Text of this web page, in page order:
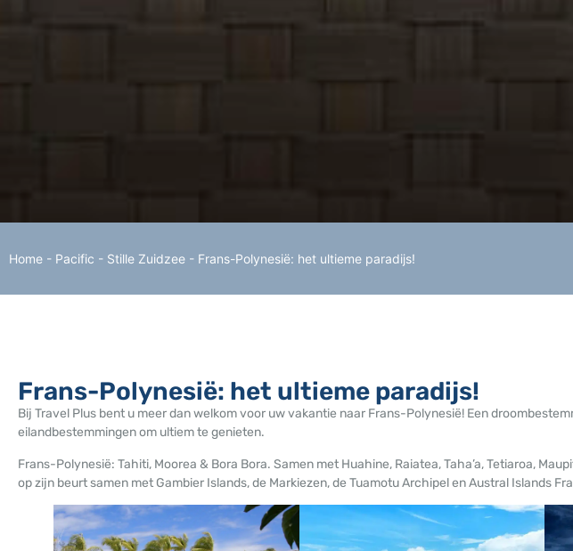
Home - Pacific - Stille Zuidzee - Frans-Polynesië: het ultieme paradijs!
Frans-Polynesië: het ultieme paradijs!
Bij Travel Plus bent u meer dan welkom voor uw vakantie naar Frans-Polynesië! Een
eilandbestemmingen om ultiem te genieten.
Frans-Polynesië: Tahiti, Moorea & Bora Bora. Samen met Huahine, Raiatea, Taha’a, Tetiaroa,
op zijn beurt samen met Gambier Islands, de Markiezen, de Tuamotu Archipel en Austral Islands